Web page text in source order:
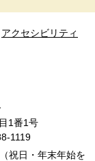
アクセシビリティ
1番1号
1119
祝日・年末年始を